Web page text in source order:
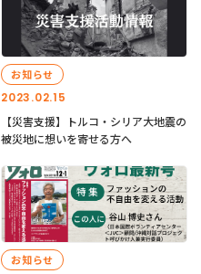
2023.02.15
お知らせ
【災害支援】トルコ・シリア大地震の
被災地に想いを寄せる方へ
お知らせ